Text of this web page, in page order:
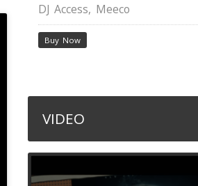
DJ Access, Meeco
Buy Now
VIDEO